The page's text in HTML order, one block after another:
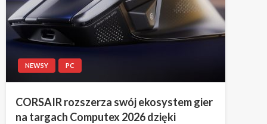
NEWSY PC
CORSAIR rozszerza swój ekosystem gier
na targach Computex 2026 dzięki